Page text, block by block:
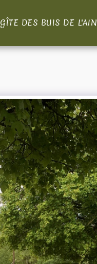
GÎTE DES BUIS DE L'AIN